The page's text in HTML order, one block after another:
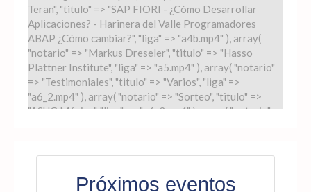
Próximos eventos